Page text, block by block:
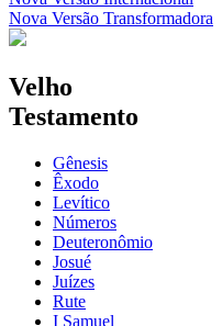
Nova Versão Transformadora
Velho
Testamento
Gênesis
Êxodo
Levítico
Números
Deuteronômio
Josué
Juízes
Rute
I Samuel